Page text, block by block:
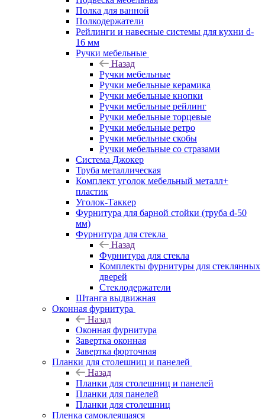
Полка для ванной
Полкодержатели
Рейлинги и навесные системы для кухни d-
16 мм
Ручки мебельные
Назад
Ручки мебельные
Ручки мебельные керамика
Ручки мебельные кнопки
Ручки мебельные рейлинг
Ручки мебельные торцевые
Ручки мебельные ретро
Ручки мебельные скобы
Ручки мебельные со стразами
Система Джокер
Труба металлическая
Комплект уголок мебельный металл+
пластик
Уголок-Таккер
Фурнитура для барной стойки (труба d-50
мм)
Фурнитура для стекла
Назад
Фурнитура для стекла
Комплекты фурнитуры для стеклянных
дверей
Стеклодержатели
Штанга выдвижная
Оконная фурнитура
Назад
Оконная фурнитура
Завертка оконная
Завертка форточная
Планки для столешниц и панелей
Назад
Планки для столешниц и панелей
Планки для панелей
Планки для столешниц
Пленка самоклеящаяся